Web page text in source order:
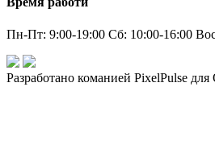
Пн-Пт: 9:00-19:00 Сб: 10:00-16:00
Разработано команией PixelPulse